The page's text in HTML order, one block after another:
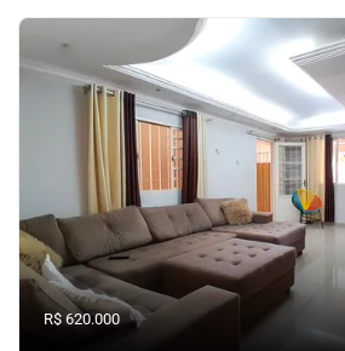
R$ 620.000